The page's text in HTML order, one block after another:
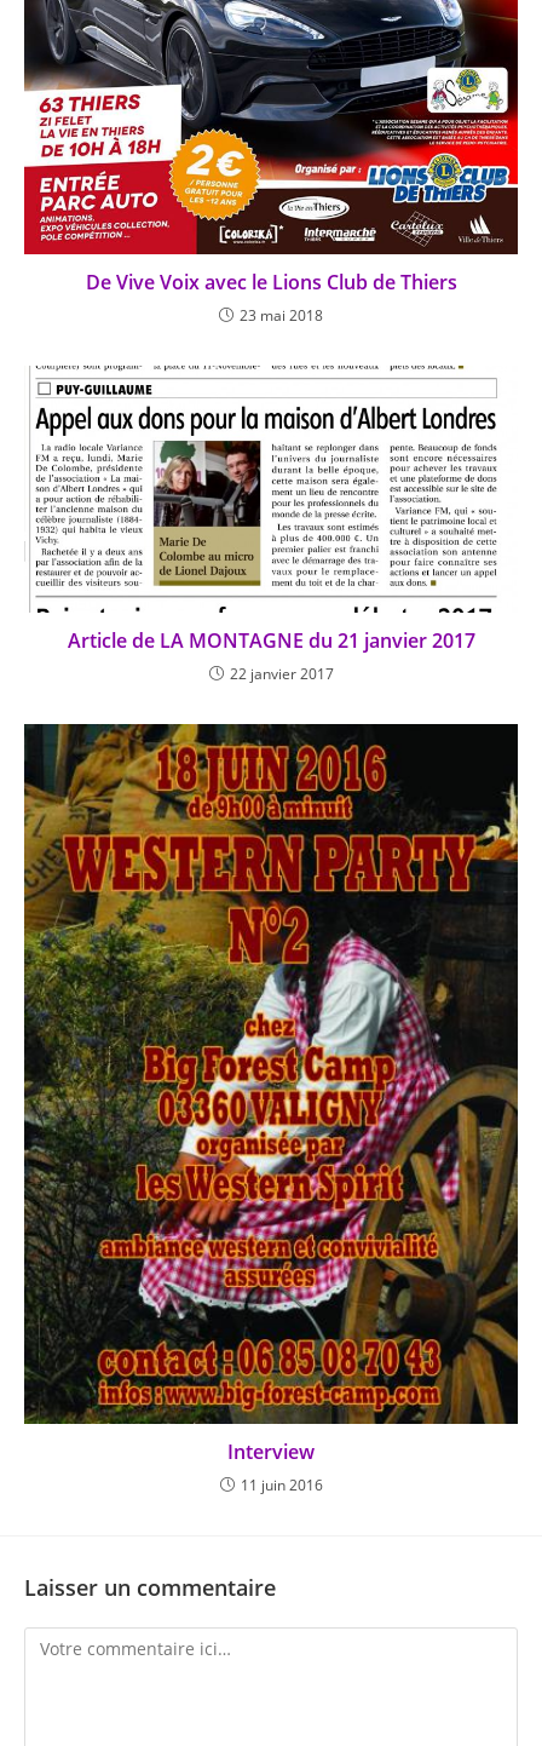
De Vive Voix avec le Lions Club de Thiers
23 mai 2018
Article de LA MONTAGNE du 21 janvier 2017
22 janvier 2017
Interview
11 juin 2016
Laisser un commentaire